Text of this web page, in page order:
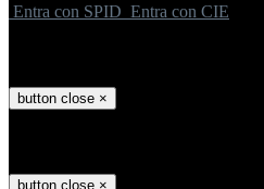
Entra con SPID Entra con CIE
button close ×
button close ×